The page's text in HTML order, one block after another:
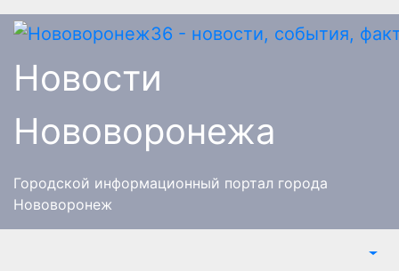
Перейти
Новости
Нововоронежа
Городской информационный портал города
Нововоронеж